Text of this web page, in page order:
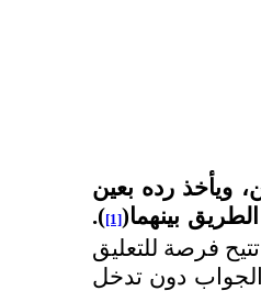
ويأخذ رده بعين
بينهما([1]
).
فرصة للتعليق
دون تدخل